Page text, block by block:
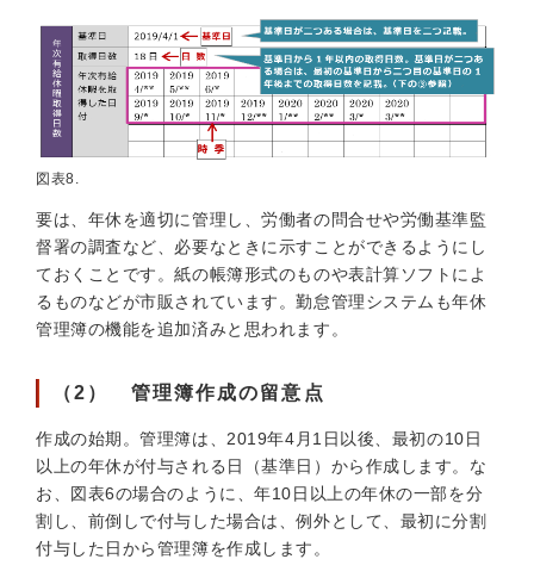
図表8.
要は、年休を適切に管理し、労働者の問合せや労働基準監
督署の調査など、必要なときに示すことができるようにし
ておくことです。紙の帳簿形式のものや表計算ソフトによ
るものなどが市販されています。勤怠管理システムも年休
管理簿の機能を追加済みと思われます。
（2） 管理簿作成の留意点
作成の始期。管理簿は、2019年4月1日以後、最初の10日
以上の年休が付与される日（基準日）から作成します。な
お、図表6の場合のように、年10日以上の年休の一部を分
割し、前倒しで付与した場合は、例外として、最初に分割
付与した日から管理簿を作成します。